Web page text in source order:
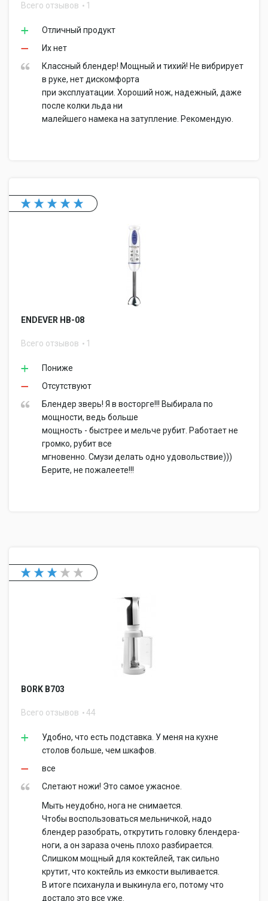
Всего отзывов 1
Отличный продукт
Их нет
Классный блендер! Мощный и тихий! Не вибрирует
в руке, нет дискомфорта
при эксплуатации. Хороший нож, надежный, даже
после колки льда ни
малейшего намека на затупление. Рекомендую.
ENDEVER HB-08
Всего отзывов 1
Пониже
Отсутствуют
Блендер зверь! Я в восторге!!! Выбирала по
мощности, ведь больше
мощность - быстрее и мельче рубит. Работает не
громко, рубит все
мгновенно. Смузи делать одно удовольствие)))
Берите, не пожалеете!!!
BORK B703
Всего отзывов 44
Удобно, что есть подставка. У меня на кухне
столов больше, чем шкафов.
все
Слетают ножи! Это самое ужасное.
Мыть неудобно, нога не снимается.
Чтобы воспользоваться мельничкой, надо
блендер разобрать, открутить головку блендера-
ноги, а он зараза очень плохо разбирается.
Слишком мощный для коктейлей, так сильно
крутит, что коктейль из емкости выливается.
В итоге психанула и выкинула его, потому что
достало это все уже.